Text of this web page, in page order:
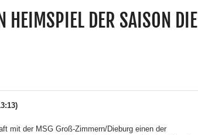
HEIMSPIEL DER SAISON DIE
mit der MSG Groß-Zimmern/Dieburg einen der